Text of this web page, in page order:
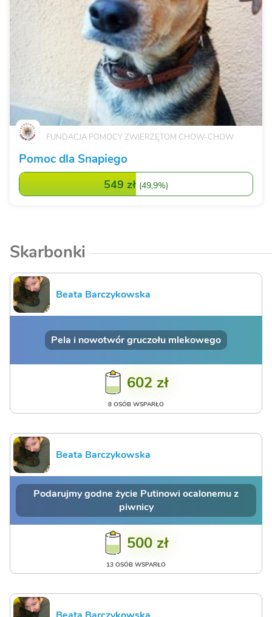
FUNDACJA POMOCY ZWIERZĘTOM CHOW-CHOW
Pomoc dla Snapiego
549 zł (49,9%)
Skarbonki
Beata Barczykowska
Pela i nowotwór gruczołu mlekowego
602 zł
8 OSÓB WSPARŁO
Beata Barczykowska
Podarujmy godne życie Putinowi ocalonemu z
piwnicy
500 zł
13 OSÓB WSPARŁO